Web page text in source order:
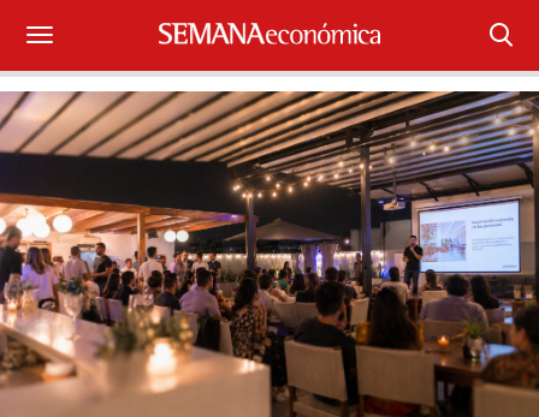
Suscríbase
Iniciar sesión
Portada
¿Qué está pasando?
Sectores y Empresas
Management